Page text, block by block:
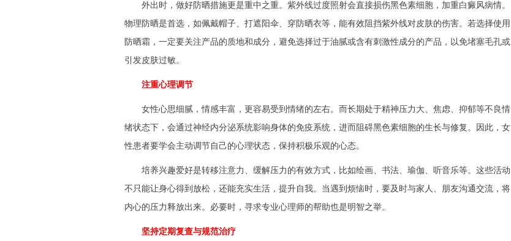
外出时，做好防晒措施更是重中之重。紫外线过度照射会直接损伤黑色素细胞，加重白癜风病情。
物理防晒是首选，如佩戴帽子、打遮阳伞、穿防晒衣等，能有效阻挡紫外线对皮肤的伤害。若选择使用
防晒霜，一定要关注产品的质地和成分，避免选择过于油腻或含有刺激性成分的产品，以免堵塞毛孔或
引发皮肤过敏。
注重心理调节
女性心思细腻，情感丰富，更容易受到情绪的左右。而长期处于精神压力大、焦虑、抑郁等不良情
绪状态下，会通过神经内分泌系统影响身体的免疫系统，进而阻碍黑色素细胞的生长与修复。因此，女
性患者要学会主动调节自己的心理状态，保持积极乐观的心态。
培养兴趣爱好是转移注意力、缓解压力的有效方式，比如绘画、书法、瑜伽、听音乐等。这些活动
不只能让身心得到放松，还能充实生活，提升自我。当遇到烦恼时，要及时与家人、朋友沟通交流，将
内心的压力释放出来。必要时，寻求专业心理师的帮助也是明智之举。
坚持定期复查与规范治疗